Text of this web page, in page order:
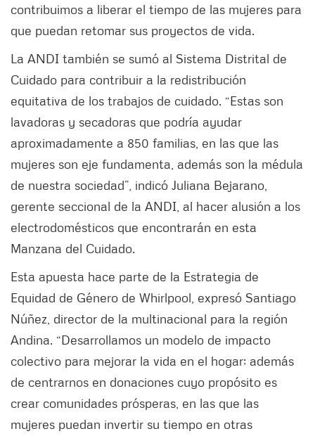
contribuimos a liberar el tiempo de las mujeres para
que puedan retomar sus proyectos de vida.
La ANDI también se sumó al Sistema Distrital de
Cuidado para contribuir a la redistribución
equitativa de los trabajos de cuidado. “Estas son
lavadoras y secadoras que podría ayudar
aproximadamente a 850 familias, en las que las
mujeres son eje fundamenta, además son la médula
de nuestra sociedad”, indicó Juliana Bejarano,
gerente seccional de la ANDI, al hacer alusión a los
electrodomésticos que encontrarán en esta
Manzana del Cuidado.
Esta apuesta hace parte de la Estrategia de
Equidad de Género de Whirlpool, expresó Santiago
Núñez, director de la multinacional para la región
Andina. “Desarrollamos un modelo de impacto
colectivo para mejorar la vida en el hogar; además
de centrarnos en donaciones cuyo propósito es
crear comunidades prósperas, en las que las
mujeres puedan invertir su tiempo en otras